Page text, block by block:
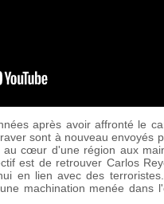
après avoir affronté le
sont à nouveau envoyés
au cœur d'une région aux
est de retrouver Carlos
en lien avec des
machination menée dans